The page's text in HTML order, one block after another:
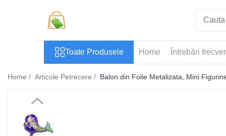
Casa si Bricolaj
Articole pentru baie
Articole pentru Bucatarie
Accesorii Bucătărie
Toate Produsele Home Întrebări
Home / Articole Petrecere / Balon din Folie Metalizata, Mini